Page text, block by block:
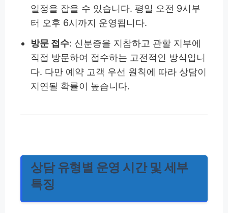
일정을 잡을 수 있습니다. 평일 오전 9시부
터 오후 6시까지 운영됩니다.
방문 접수: 신분증을 지참하고 관할 지부에
직접 방문하여 접수하는 고전적인 방식입니
다. 다만 예약 고객 우선 원칙에 따라 상담이
지연될 확률이 높습니다.
상담 유형별 운영 시간 및 세부
특징